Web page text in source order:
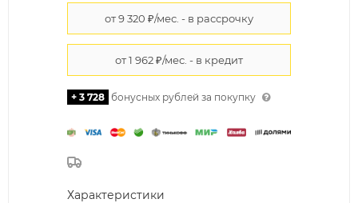
+ 3 728 бонусных рублей за покупку
Характеристики